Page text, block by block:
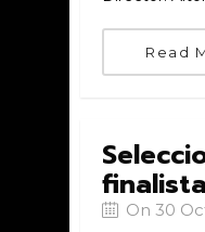
Read
On 30